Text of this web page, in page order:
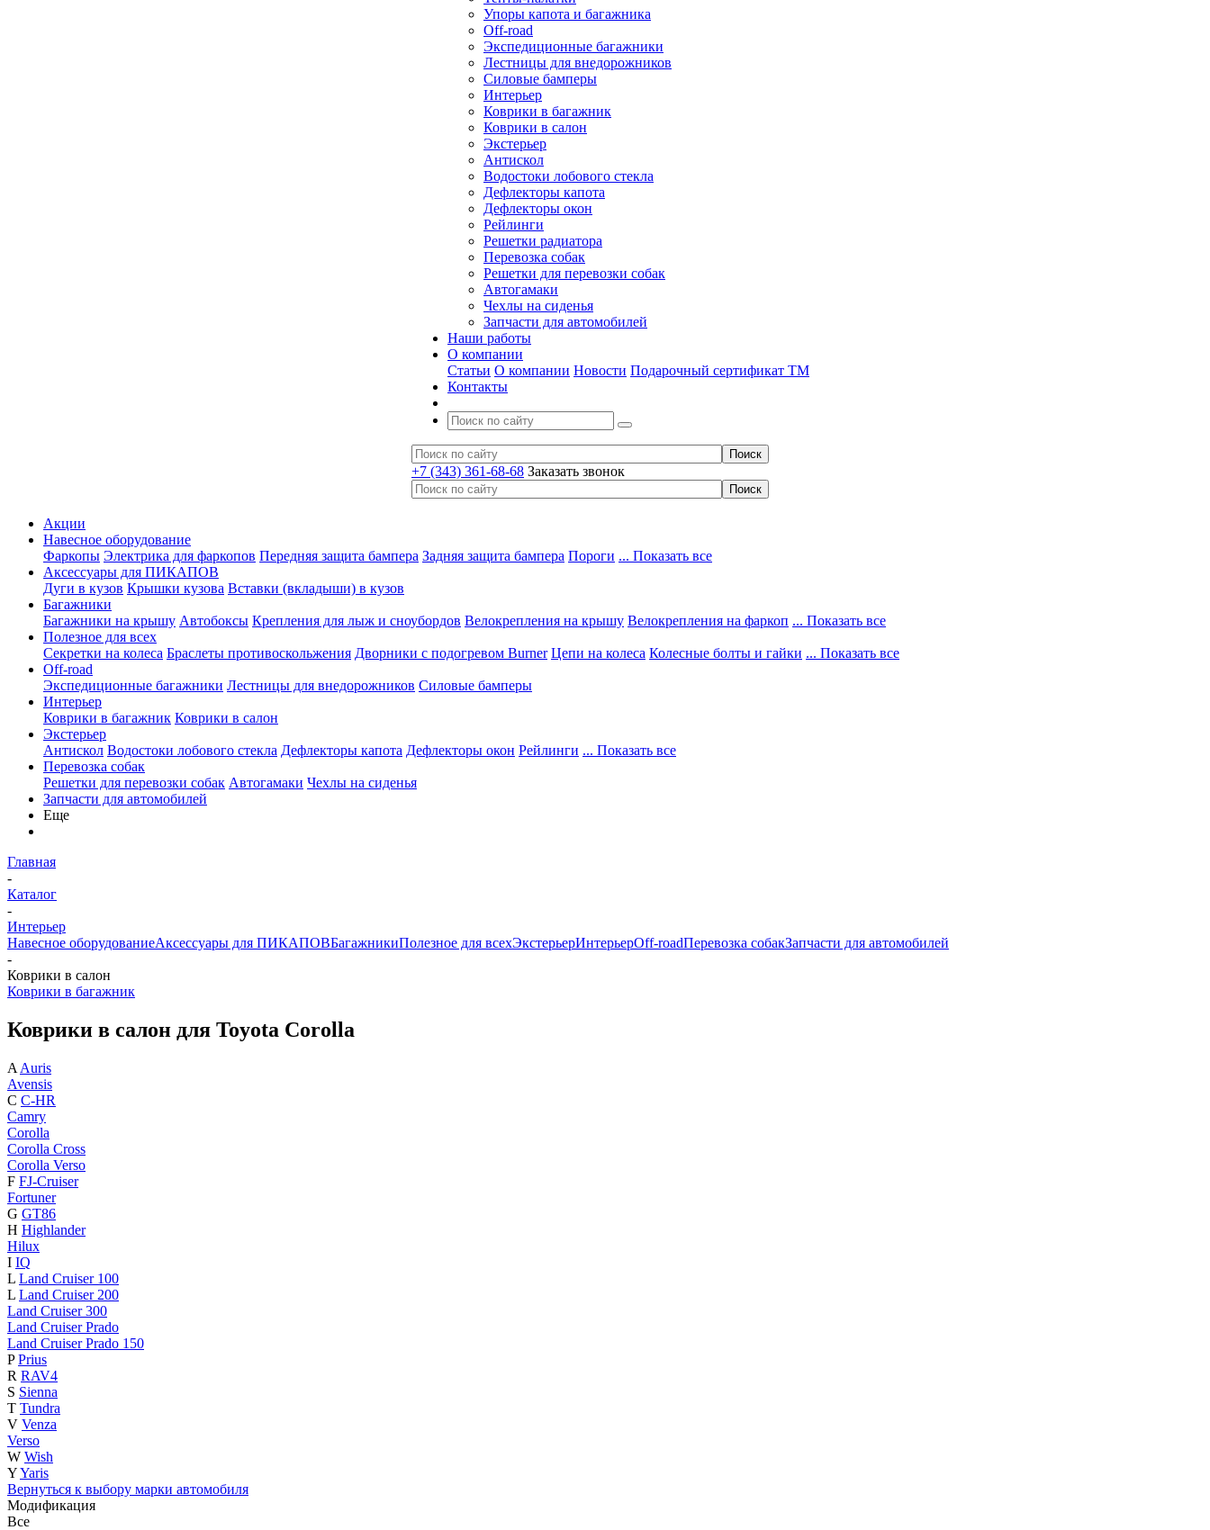
Упоры капота и багажника
Off-road
Экспедиционные багажники
Лестницы для внедорожников
Силовые бамперы
Интерьер
Коврики в багажник
Коврики в салон
Экстерьер
Антискол
Водостоки лобового стекла
Дефлекторы капота
Дефлекторы окон
Рейлинги
Решетки радиатора
Перевозка собак
Решетки для перевозки собак
Автогамаки
Чехлы на сиденья
Запчасти для автомобилей
Наши работы
О компании
Статьи О компании Новости Подарочный сертификат ТМ
Контакты
+7 (343) 361-68-68 Заказать звонок
Акции
Навесное оборудование
Фаркопы Электрика для фаркопов Передняя защита бампера Задняя защита бампера Пороги ... Показать все
Аксессуары для ПИКАПОВ
Дуги в кузов Крышки кузова Вставки (вкладыши) в кузов
Багажники
Багажники на крышу Автобоксы Крепления для лыж и сноубордов Велокрепления на крышу Велокрепления на фаркоп ... Показать все
Полезное для всех
Секретки на колеса Браслеты противоскольжения Дворники с подогревом Burner Цепи на колеса Колесные болты и гайки ... Показать все
Off-road
Экспедиционные багажники Лестницы для внедорожников Силовые бамперы
Интерьер
Коврики в багажник Коврики в салон
Экстерьер
Антискол Водостоки лобового стекла Дефлекторы капота Дефлекторы окон Рейлинги ... Показать все
Перевозка собак
Решетки для перевозки собак Автогамаки Чехлы на сиденья
Запчасти для автомобилей
Еще
Главная
-
Каталог
-
Интерьер
Навесное оборудованиеАксессуары для ПИКАПОВБагажникиПолезное для всехЭкстерьерИнтерьерOff-roadПеревозка собакЗапчасти для автомобилей
-
Коврики в салон
Коврики в багажник
Коврики в салон для Toyota Corolla
A Auris
Avensis
C C-HR
Camry
Corolla
Corolla Cross
Corolla Verso
F FJ-Cruiser
Fortuner
G GT86
H Highlander
Hilux
I IQ
L Land Cruiser 100
L Land Cruiser 200
Land Cruiser 300
Land Cruiser Prado
Land Cruiser Prado 150
P Prius
R RAV4
S Sienna
T Tundra
V Venza
Verso
W Wish
YYaris
Вернуться к выбору марки автомобиля
Модификация
Все